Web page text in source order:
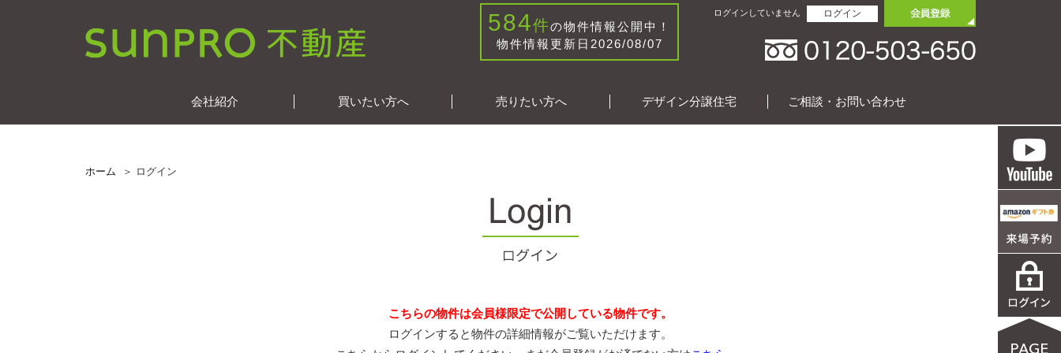
584件の物件情報公開中！
物件情報更新日2026/08/07
ログインしていません ログイン
会社紹介 買いたい方へ 売りたい方へ デザイン分譲住宅 ご相談・お問い合わせ
ホーム ログイン
こちらの物件は会員様限定で公開している物件です。
ログインすると物件の詳細情報がご覧いただけます。